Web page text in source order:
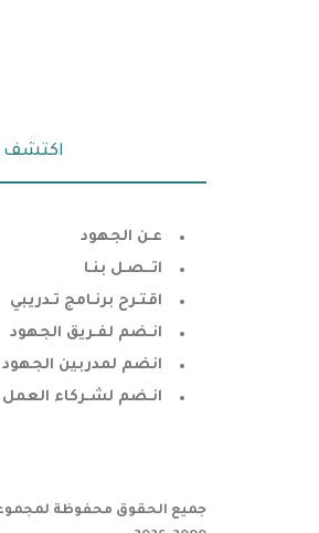
اكتشف
عـن الجهود
اتــصـل بنـا
اقتـرح برنـامج تـدريبي
انـضم لفـريق الجهود
انضم لمدربين الجهود
انـضم لشـركاء العمل
جميع الحقوق محفوظة